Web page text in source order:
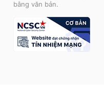
bằng văn bản.